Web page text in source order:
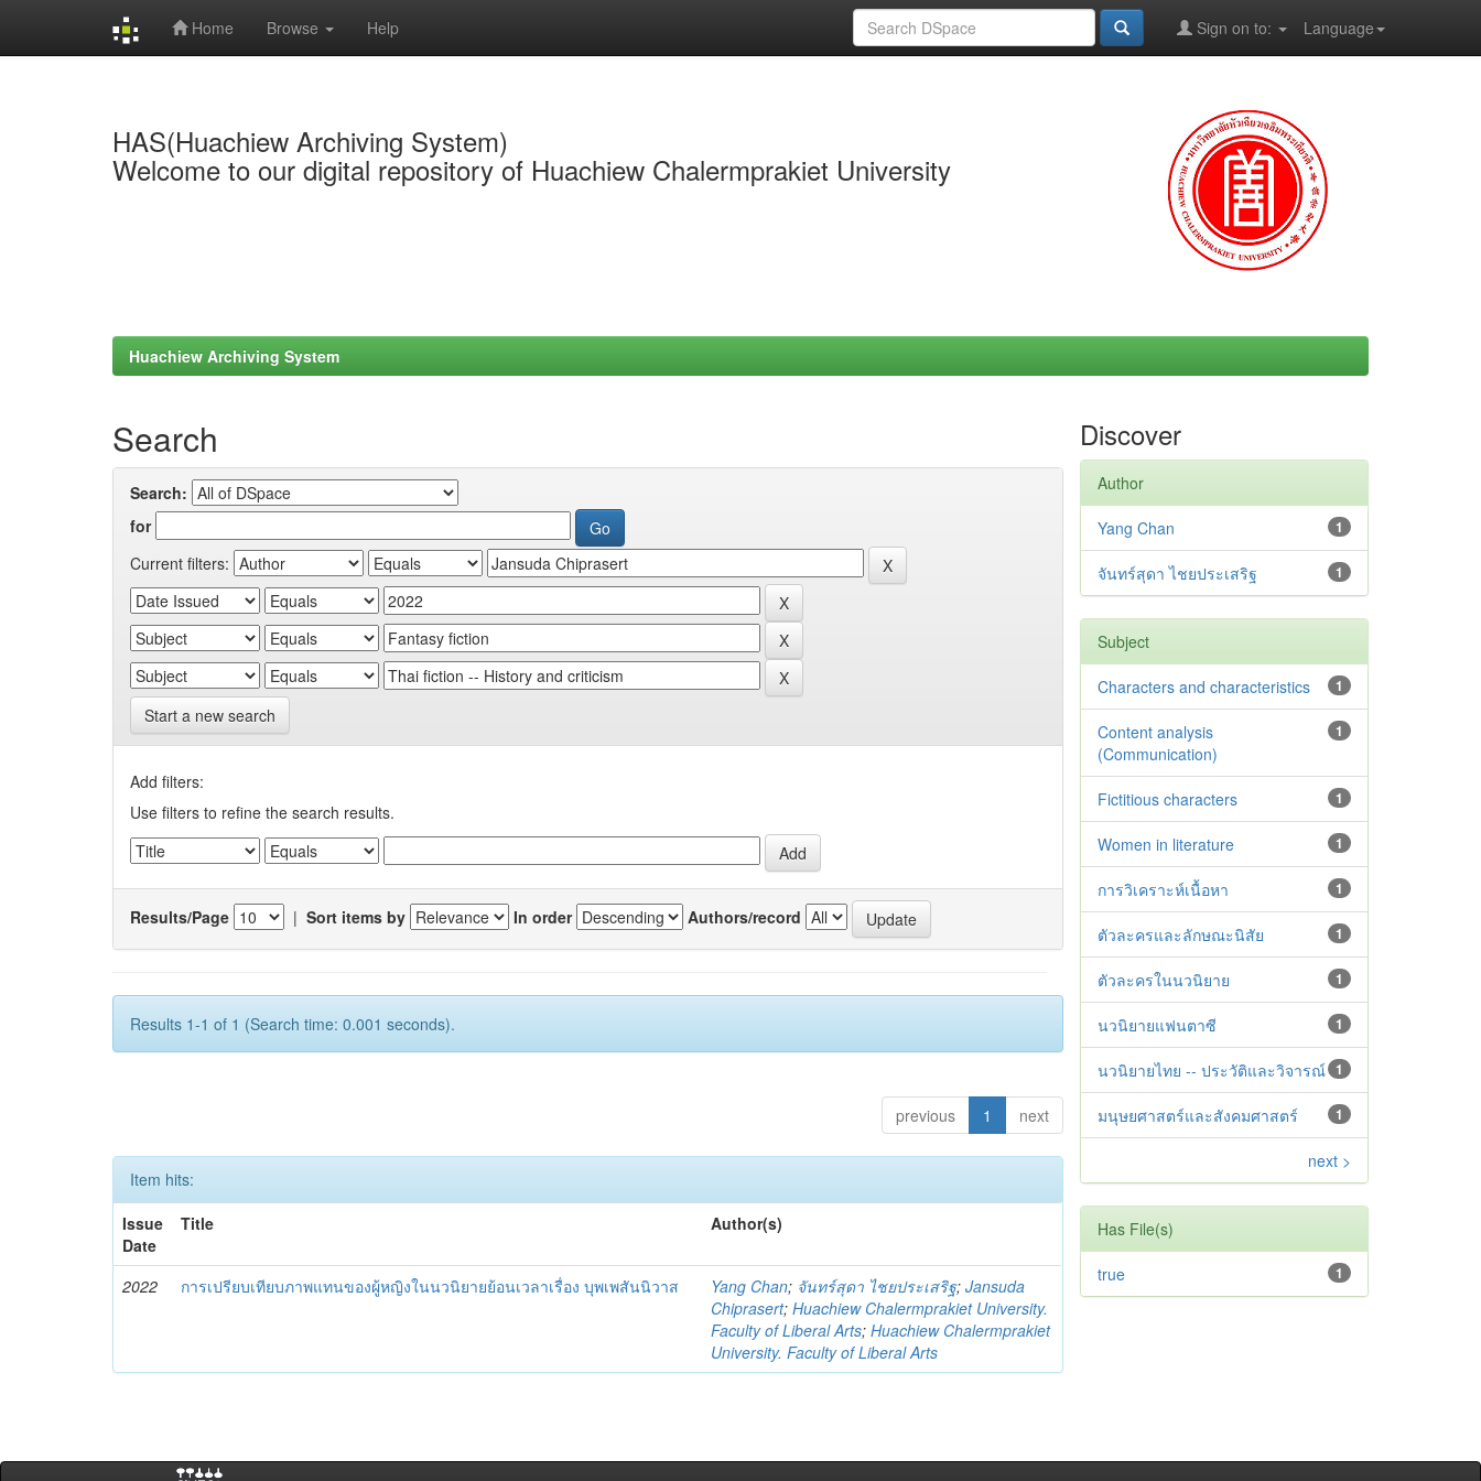
Home Browse Help Language
Sign on to:
HAS(Huachiew Archiving System)
Welcome to our digital repository of Huachiew Chalermprakiet University
Huachiew Archiving System
Search
Search:
for
Current filters:
Start a new search
Add filters:
Use filters to refine the search results.
Results/Page | Sort items by In order Authors/record
Results 1-1 of 1 (Search time: 0.001 seconds).
previous 1 next
Item hits:
Issue
Date
Title Author(s)
2022 การเปรียบเทียบภาพแทนของผู้หญิงในนวนิยายย้อนเวลาเรื่อง บุพเพสันนิวาส Yang Chan; จันทร์สุดา ไชยประเสริฐ;Jansuda
Chiprasert;Huachiew Chalermprakiet University.
Faculty of Liberal Arts;Huachiew Chalermprakiet
University. Faculty of Liberal Arts
Discover
Author
1
Yang Chan
1
จันทร์สุดา ไชยประเสริฐ
Subject
1
Characters and characteristics
1
Content analysis
(Communication)
1
Fictitious characters
1
Women in literature
1
การวิเคราะห์เนื้อหา
1
ตัวละครและลักษณะนิสัย
1
ตัวละครในนวนิยาย
1
นวนิยายแฟนตาซี
1
นวนิยายไทย -- ประวัติและวิจารณ์
1
มนุษยศาสตร์และสังคมศาสตร์
next >
Has File(s)
1
true